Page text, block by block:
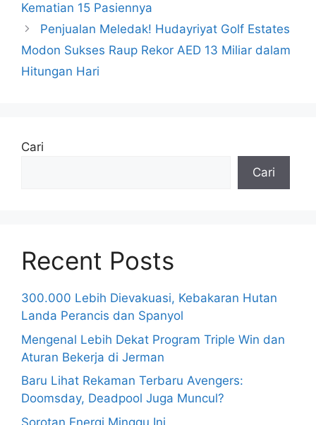
Kematian 15 Pasiennya
Penjualan Meledak! Hudayriyat Golf Estates
Modon Sukses Raup Rekor AED 13 Miliar dalam
Hitungan Hari
Cari
Cari
Recent Posts
300.000 Lebih Dievakuasi, Kebakaran Hutan
Landa Perancis dan Spanyol
Mengenal Lebih Dekat Program Triple Win dan
Aturan Bekerja di Jerman
Baru Lihat Rekaman Terbaru Avengers:
Doomsday, Deadpool Juga Muncul?
Sorotan Energi Minggu Ini